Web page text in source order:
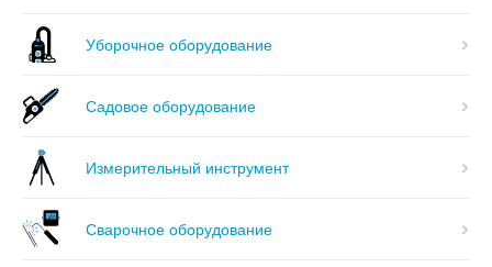
Уборочное оборудование
Садовое оборудование
Измерительный инструмент
Сварочное оборудование